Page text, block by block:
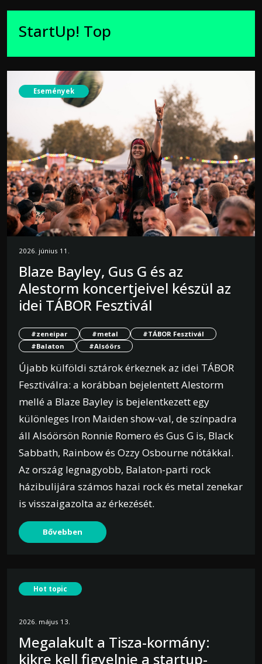
StartUp! Top
Események
2026. június 11.
Blaze Bayley, Gus G és az
Alestorm koncertjeivel készül az
idei TÁBOR Fesztivál
#zeneipar #metal
#TÁBOR Fesztivál
#Balaton
#Alsóörs
Újabb külföldi sztárok érkeznek az idei TÁBOR
Fesztiválra: a korábban bejelentett Alestorm
mellé a Blaze Bayley is bejelentkezett egy
különleges Iron Maiden show-val, de színpadra
áll Alsóörsön Ronnie Romero és Gus G is, Black
Sabbath, Rainbow és Ozzy Osbourne nótákkal.
Az ország legnagyobb, Balaton-parti rock
házibulijára számos hazai rock és metal zenekar
is visszaigazolta az érkezését.
Bővebben
Hot topic
2026. május 13.
Megalakult a Tisza-kormány:
kikre kell figyelnie a startup-